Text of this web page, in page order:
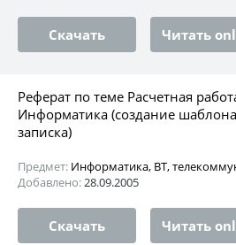
Скачать Читать
Реферат по теме Расчетная
Информатика (создание
записка)
Предмет: Информатика, ВТ,
Добавлено:28.09.2005
Скачать Читать